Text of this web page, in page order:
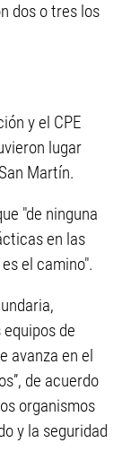
dos o tres los
y el CPE
lugar
Martín.
"de ninguna
en las
el camino".
de
avanza en el
de acuerdo
organismos
y la seguridad